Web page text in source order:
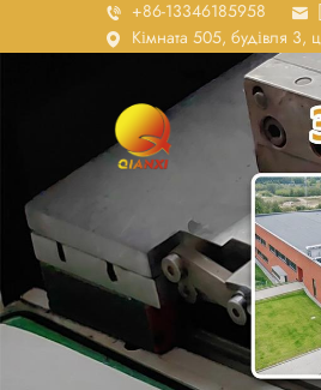
+86-13346185958
Кімната 505, будівля 3,